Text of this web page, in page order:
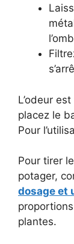
L’odeur
placez le
Pour
Pour tirer
potager,
dosage et
plantes.